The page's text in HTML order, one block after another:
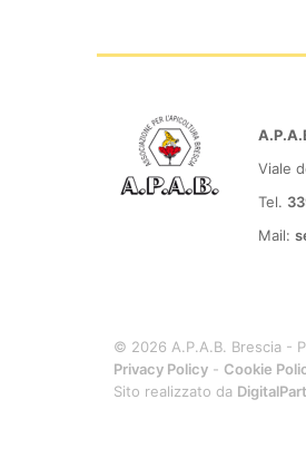
Viale
Tel.
Mail:
© 2026 A.P.A.B. Brescia -
Privacy Policy - Cookie
Sito realizzato da